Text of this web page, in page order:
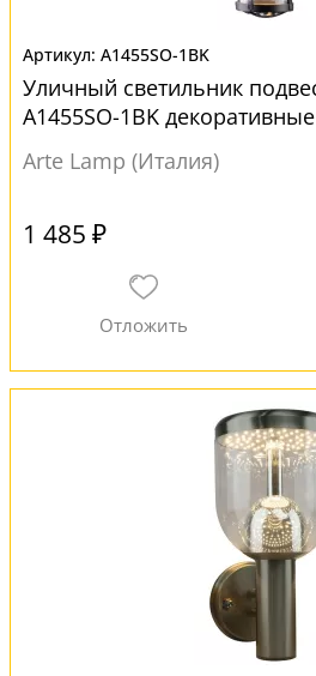
A1455SO-1BK
Уличный светильник
A1455SO-1BK декоративные
Arte Lamp (Италия)
1 485 ₽